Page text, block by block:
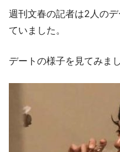
週刊文春の記者は2人の
ていました。
デートの様子を見てみまし